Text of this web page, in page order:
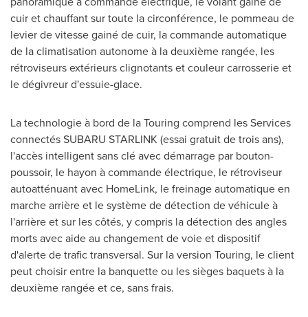
cuir et chauffant sur toute la circonférence, le pommeau de
levier de vitesse gainé de cuir, la commande automatique
de la climatisation autonome à la deuxième rangée, les
rétroviseurs extérieurs clignotants et couleur carrosserie et
le dégivreur d'essuie-glace.
La technologie à bord de la Touring comprend les Services
connectés SUBARU STARLINK (essai gratuit de trois ans),
l'accès intelligent sans clé avec démarrage par bouton-
poussoir, le hayon à commande électrique, le rétroviseur
autoatténuant avec HomeLink, le freinage automatique en
marche arrière et le système de détection de véhicule à
l'arrière et sur les côtés, y compris la détection des angles
morts avec aide au changement de voie et dispositif
d'alerte de trafic transversal. Sur la version Touring, le client
peut choisir entre la banquette ou les sièges baquets à la
deuxième rangée et ce, sans frais.